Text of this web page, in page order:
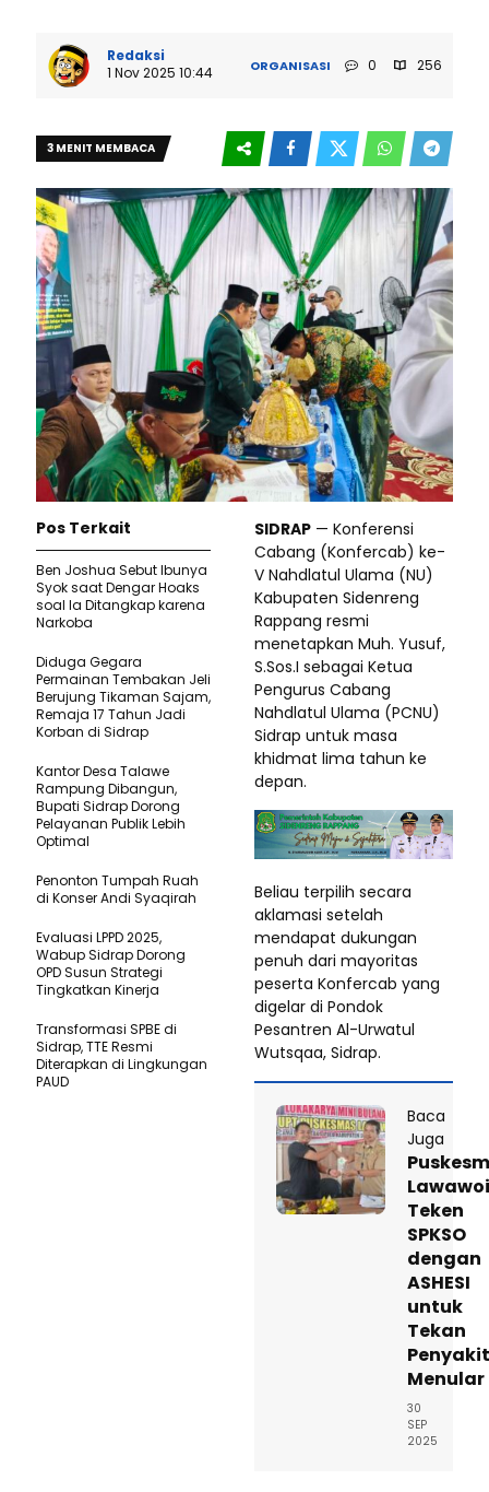
Redaksi
1 Nov 2025 10:44
ORGANISASI 0 256
3 MENIT MEMBACA
SIDRAP — Konferensi
Cabang (Konfercab) ke-
V Nahdlatul Ulama (NU)
Kabupaten Sidenreng
Rappang resmi
menetapkan Muh. Yusuf,
S.Sos.I sebagai Ketua
Pengurus Cabang
Nahdlatul Ulama (PCNU)
Sidrap untuk masa
khidmat lima tahun ke
depan.
Beliau terpilih secara
aklamasi setelah
mendapat dukungan
penuh dari mayoritas
peserta Konfercab yang
digelar di Pondok
Pesantren Al-Urwatul
Wutsqaa, Sidrap.
Baca
Juga
Lawawoi
Teken
SPKSO
dengan
ASHESI
untuk
Tekan
Penyakit
Menular
30
SEP
2025
Pos Terkait
Ben Joshua Sebut Ibunya
Syok saat Dengar Hoaks
soal Ia Ditangkap karena
Narkoba
Diduga Gegara
Permainan Tembakan Jeli
Berujung Tikaman Sajam,
Remaja 17 Tahun Jadi
Korban di Sidrap
Kantor Desa Talawe
Rampung Dibangun,
Bupati Sidrap Dorong
Pelayanan Publik Lebih
Optimal
Penonton Tumpah Ruah
di Konser Andi Syaqirah
Evaluasi LPPD 2025,
Wabup Sidrap Dorong
OPD Susun Strategi
Tingkatkan Kinerja
Transformasi SPBE di
Sidrap, TTE Resmi
Diterapkan di Lingkungan
PAUD